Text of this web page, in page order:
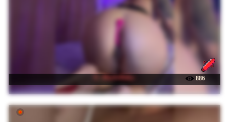
☉ -MaybeBaby- 886